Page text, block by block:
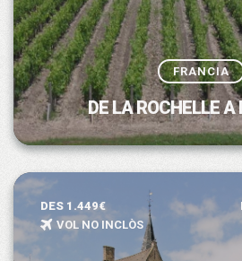
FRANCIA
DE LA ROCHELLE A
DES 1.449€
VOL NO INCLÒS